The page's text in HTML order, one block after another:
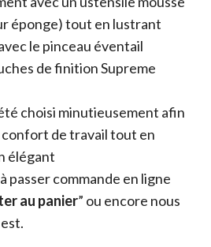
éponge) tout en lustrant
le pinceau éventail
de finition Supreme
choisi minutieusement afin
de travail tout en
élégant
passer commande en ligne
au panier” ou encore nous